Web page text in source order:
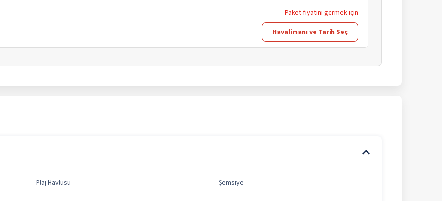
Paket fiyatını görmek için
Havalimanı ve Tarih Seç
Plaj Havlusu
Şemsiye